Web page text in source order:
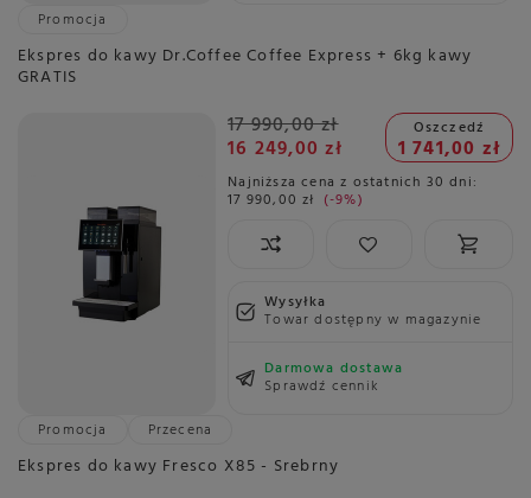
Promocja
Ekspres do kawy Dr.Coffee Coffee Express + 6kg kawy
GRATIS
17 990,00 zł
16 249,00 zł
Oszczedź
1 741,00 zł
Najniższa cena z ostatnich 30 dni:
17 990,00 zł -9%
Wysyłka
Towar dostępny w magazynie
Darmowa dostawa
Sprawdź cennik
Promocja
Przecena
Ekspres do kawy Fresco X85 - Srebrny